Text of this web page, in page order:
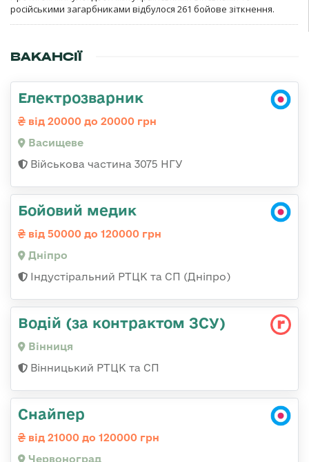
російськими загарбниками відбулося 261 бойове зіткнення.
ВАКАНСІЇ
Електрозварник
від 20000 до 20000 грн
Васищеве
Військова частина 3075 НГУ
Бойовий медик
від 50000 до 120000 грн
Дніпро
Індустіральний РТЦК та СП (Дніпро)
Водій (за контрактом ЗСУ)
Вінниця
Вінницький РТЦК та СП
Снайпер
від 21000 до 120000 грн
Червоноград